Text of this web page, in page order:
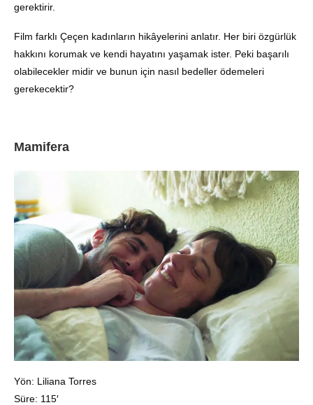
gerektirir.
Film farklı Çeçen kadınların hikâyelerini anlatır. Her biri özgürlük
hakkını korumak ve kendi hayatını yaşamak ister. Peki başarılı
olabilecekler midir ve bunun için nasıl bedeller ödemeleri
gerekecektir?
Mamifera
Yön: Liliana Torres
Süre: 115′